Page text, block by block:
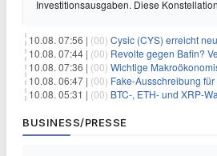
Investitionsausgaben. Diese Konstellation
10.08. 07:56 | (00) Cysic (CYS) erreicht neues
10.08. 07:44 | (00) Revolte gegen Bafin? Versammlung
10.08. 07:36 | (00) Wichtige Makroökonomische Woche:
10.08. 06:47 | (00) Fake-Ausschreibung für
10.08. 05:31 | (00) BTC-, ETH- und XRP-Wale verstärken
BUSINESS/PRESSE